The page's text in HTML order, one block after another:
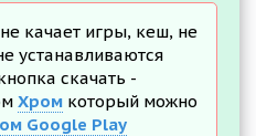
качает игры, кеш, не
устанавливаются
скачать -
Хром который можно
Google Play